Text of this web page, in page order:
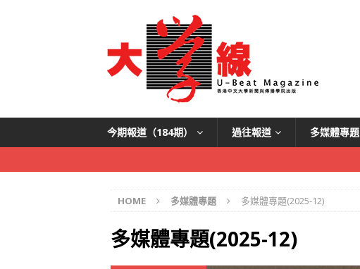
今期報道（184期） 過往報道 多媒體專題
HOME 多媒體專題 多媒體專題(2025-12)
多媒體專題(2025-12)